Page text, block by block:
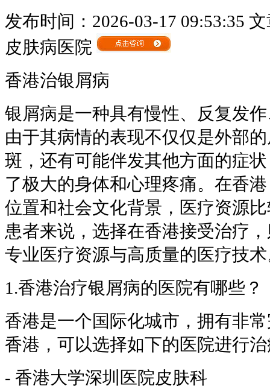
发布时间：2026-03-17 09:53:35 文
皮肤病医院
香港治银屑病
银屑病是一种具有慢性、反复发
由于其病情的表现不仅仅是外部
斑，还有可能伴发其他方面的症
了极大的身体和心理疼痛。在香
位置和社会文化背景，医疗资源
患者来说，选择在香港接受治疗
专业医疗资源与高质量的医疗技
1.香港治疗银屑病的医院有哪些？
香港是一个国际化城市，拥有非
香港，可以选择如下的医院进行
- 香港大学深圳医院皮肤科